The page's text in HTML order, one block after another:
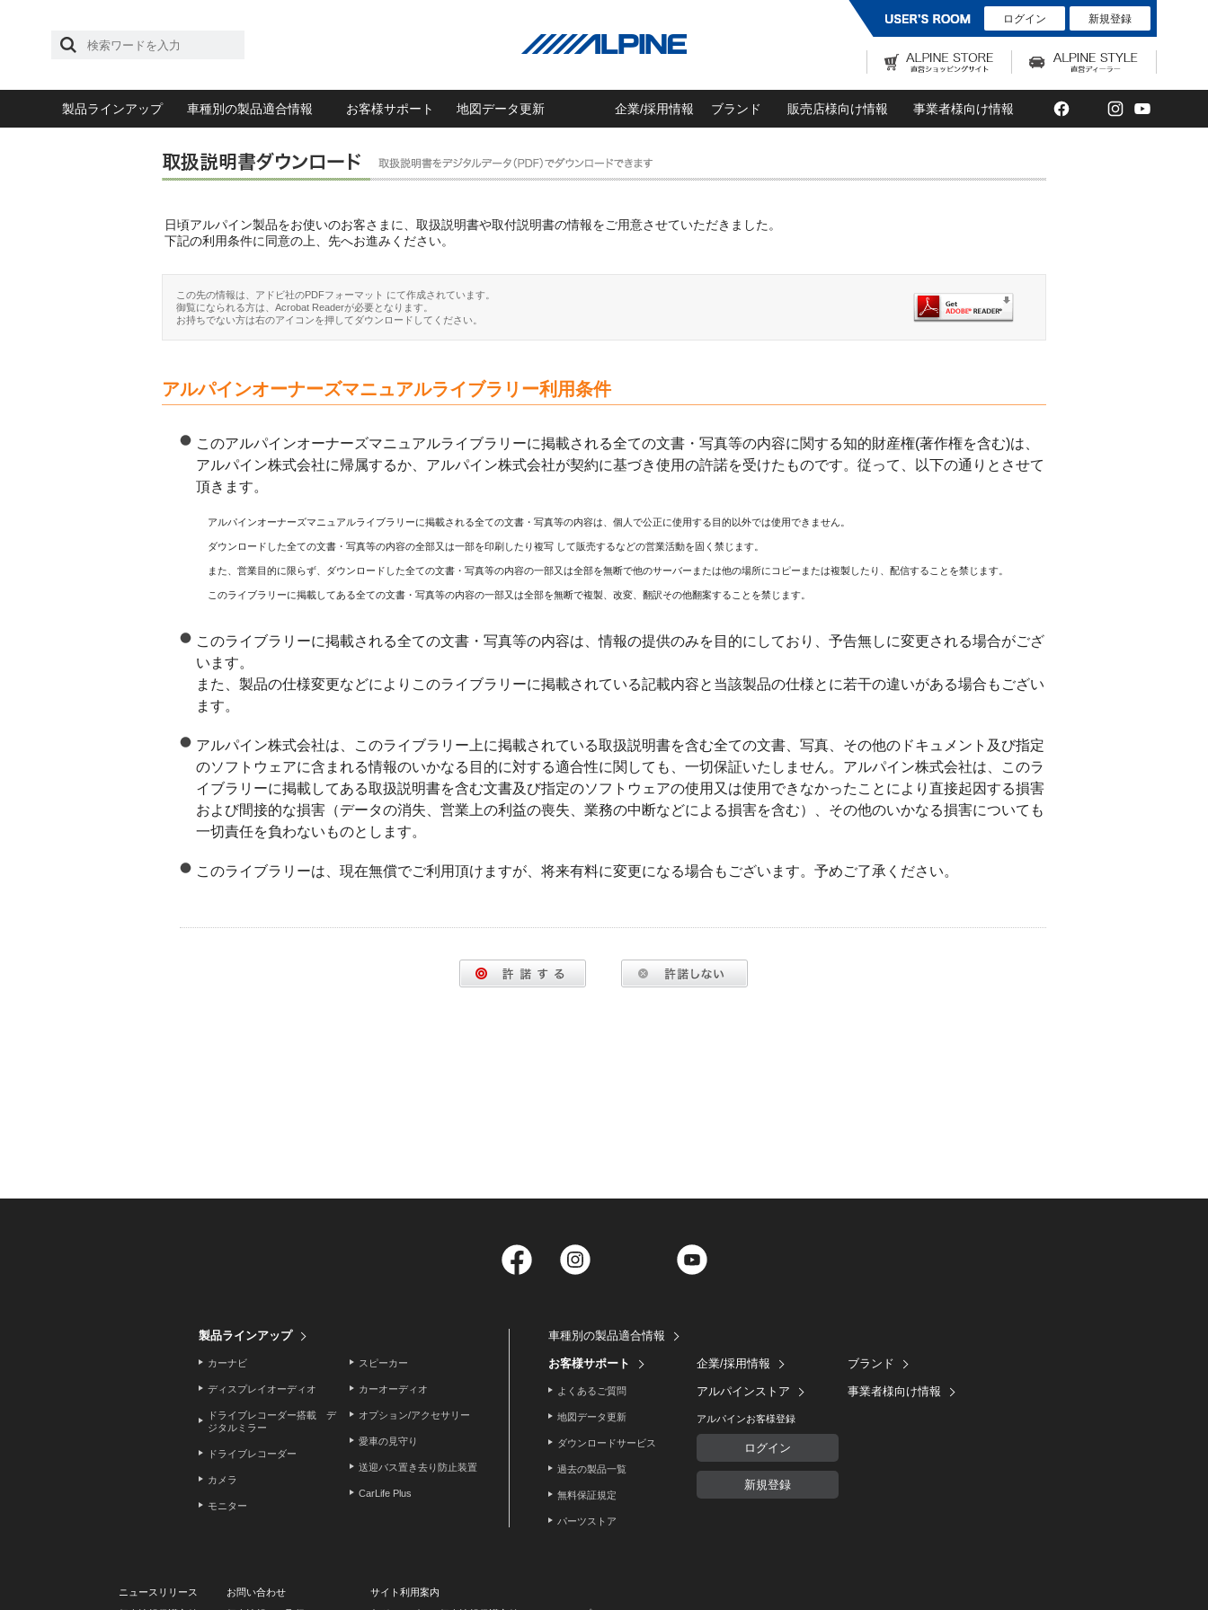
ログイン 新規登録
製品ラインアップ 車種別の製品適合情報 お客様サポート 地図データ更新 企業/採用情報 ブランド 販売店様向け情報 事業者様向け情報 Facebook
TwitterInstagram
日頃アルパイン製品をお使いのお客さまに、取扱説明書や取付説明書の情報をご用意させていただきました。
下記の利用条件に同意の上、先へお進みください。
この先の情報は、アドビ社のPDFフォーマット にて作成されています。
御覧になられる方は、Acrobat Readerが必要となります。
お持ちでない方は右のアイコンを押してダウンロードしてください。
アルパインオーナーズマニュアルライブラリー利用条件
このアルパインオーナーズマニュアルライブラリーに掲載される全ての文書・写真等の内容に関する知的財産権(著作権を含む)は、
アルパイン株式会社に帰属するか、アルパイン株式会社が契約に基づき使用の許諾を受けたものです。従って、以下の通りとさせて
頂きます。
アルパインオーナーズマニュアルライブラリーに掲載される全ての文書・写真等の内容は、個人で公正に使用する目的以外では使用できません。
ダウンロードした全ての文書・写真等の内容の全部又は一部を印刷したり複写 して販売するなどの営業活動を固く禁じます。
また、営業目的に限らず、ダウンロードした全ての文書・写真等の内容の一部又は全部を無断で他のサーバーまたは他の場所にコピーまたは複製したり、配信することを禁じます。
このライブラリーに掲載してある全ての文書・写真等の内容の一部又は全部を無断で複製、改変、翻訳その他翻案することを禁じます。
このライブラリーに掲載される全ての文書・写真等の内容は、情報の提供のみを目的にしており、予告無しに変更される場合がござ
います。
また、製品の仕様変更などによりこのライブラリーに掲載されている記載内容と当該製品の仕様とに若干の違いがある場合もござい
ます。
アルパイン株式会社は、このライブラリー上に掲載されている取扱説明書を含む全ての文書、写真、その他のドキュメント及び指定
のソフトウェアに含まれる情報のいかなる目的に対する適合性に関しても、一切保証いたしません。アルパイン株式会社は、このラ
イブラリーに掲載してある取扱説明書を含む文書及び指定のソフトウェアの使用又は使用できなかったことにより直接起因する損害
および間接的な損害（データの消失、営業上の利益の喪失、業務の中断などによる損害を含む）、その他のいかなる損害についても
一切責任を負わないものとします。
このライブラリーは、現在無償でご利用頂けますが、将来有料に変更になる場合もございます。予めご了承ください。
Facebook Twitter
製品ラインアップ
カーナビ
ディスプレイオーディオ
ドライブレコーダー搭載 デ
ジタルミラー
ドライブレコーダー
カメラ
モニター
スピーカー
カーオーディオ
オプション/アクセサリー
愛車の見守り
送迎バス置き去り防止装置
CarLife Plus
車種別の製品適合情報
お客様サポート
よくあるご質問
地図データ更新
ダウンロードサービス
過去の製品一覧
無料保証規定
パーツストア
企業/採用情報
アルパインストア
アルパインお客様登録
ログイン
新規登録
ブランド
事業者様向け情報
ニュースリリース お問い合わせ
サイト利用案内